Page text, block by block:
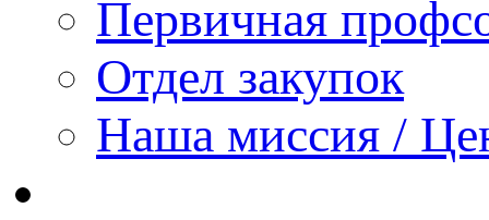
Первичная
Отдел закупок
Наша миссия /